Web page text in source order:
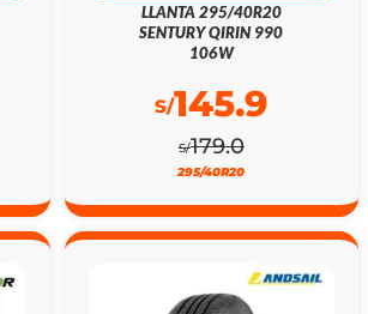
LLANTA 295/40R20
SENTURY QIRIN 990
106W
S/179.0
S/145.9
295/40R20